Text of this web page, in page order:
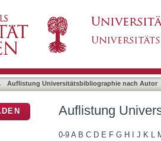
Auflistung Universitätsbibliographie nach Autor
Auflistung
0-9 A B C D E F G H J K L